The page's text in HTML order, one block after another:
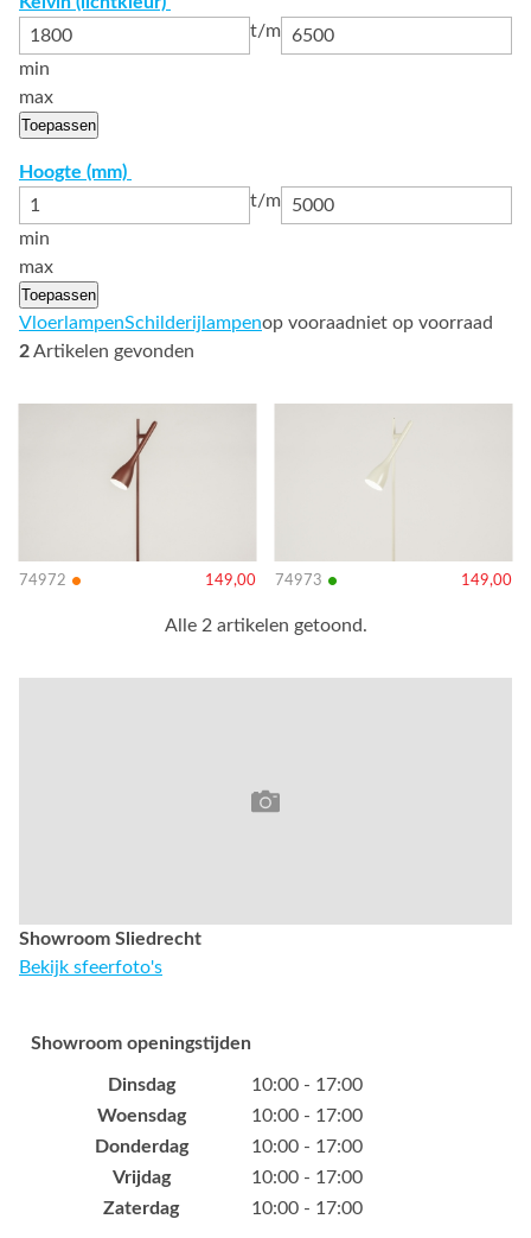
t/m
min
max
Toepassen
Hoogte (mm)
t/m
min
max
Toepassen
VloerlampenSchilderijlampenop vooraadniet op voorraad
2Artikelen gevonden
74972 • 149,00
Bekijk
74973 • 149,00
Bekijk
Alle 2 artikelen getoond.
Showroom Sliedrecht
Bekijk sfeerfoto's
Showroom openingstijden
Dinsdag
10:00 - 17:00
Woensdag
10:00 - 17:00
Donderdag
10:00 - 17:00
Vrijdag
10:00 - 17:00
Zaterdag
10:00 - 17:00